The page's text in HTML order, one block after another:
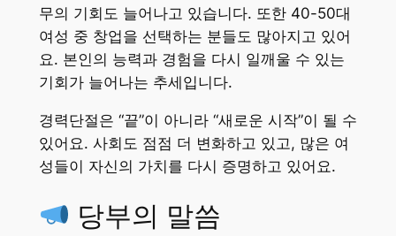
무의 기회도 늘어나고 있습니다. 또한 40-50대
여성 중 창업을 선택하는 분들도 많아지고 있어
요. 본인의 능력과 경험을 다시 일깨울 수 있는
기회가 늘어나는 추세입니다.
경력단절은 “끝”이 아니라 “새로운 시작”이 될 수
있어요. 사회도 점점 더 변화하고 있고, 많은 여
성들이 자신의 가치를 다시 증명하고 있어요.
당부의 말씀